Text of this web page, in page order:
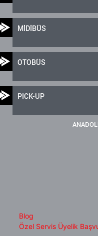
MİDİBÜS
OTOBÜS
PICK-UP
Blog
Özel Servis Üyelik